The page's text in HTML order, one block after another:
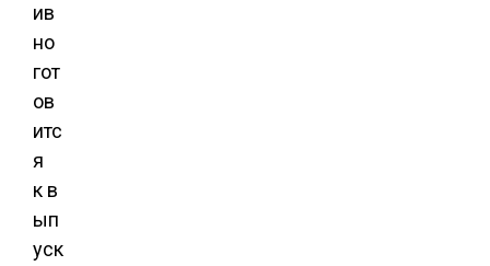
ив
но
гот
ов
итс
я
к в
ып
уск